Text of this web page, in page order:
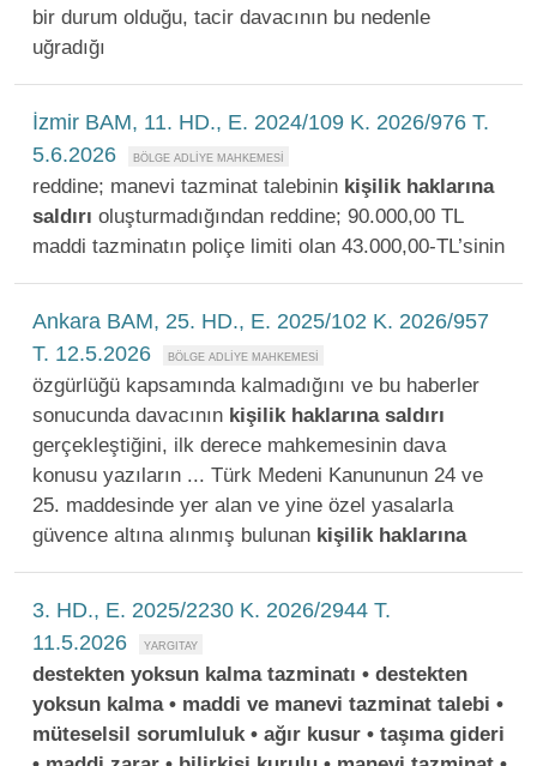
bir durum olduğu, tacir davacının bu nedenle
uğradığı
İzmir BAM, 11. HD., E. 2024/109 K. 2026/976 T.
5.6.2026
reddine; manevi tazminat talebinin kişilik haklarına
saldırı oluşturmadığından reddine; 90.000,00 TL
maddi tazminatın poliçe limiti olan 43.000,00-TL’sinin
Ankara BAM, 25. HD., E. 2025/102 K. 2026/957
T. 12.5.2026
özgürlüğü kapsamında kalmadığını ve bu haberler
sonucunda davacının kişilik haklarına saldırı
gerçekleştiğini, ilk derece mahkemesinin dava
konusu yazıların ... Türk Medeni Kanununun 24 ve
25. maddesinde yer alan ve yine özel yasalarla
güvence altına alınmış bulunan kişilik haklarına
3. HD., E. 2025/2230 K. 2026/2944 T.
11.5.2026
destekten yoksun kalma tazminatı • destekten
yoksun kalma • maddi ve manevi tazminat talebi •
müteselsil sorumluluk • ağır kusur • taşıma gideri